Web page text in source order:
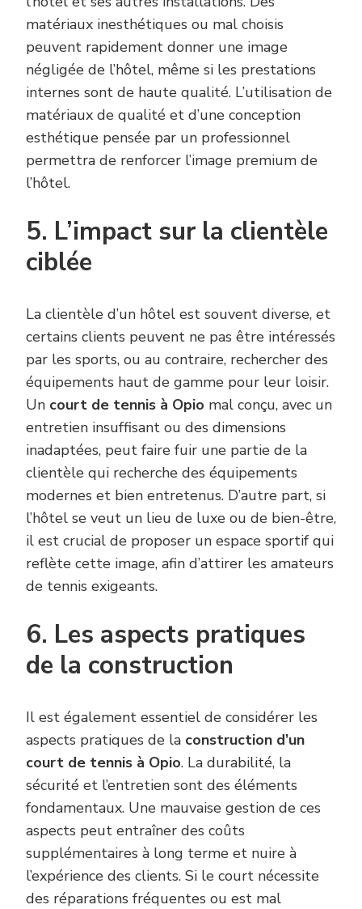
matériaux inesthétiques ou mal choisis
peuvent rapidement donner une image
négligée de l’hôtel, même si les prestations
internes sont de haute qualité. L’utilisation de
matériaux de qualité et d’une conception
esthétique pensée par un professionnel
permettra de renforcer l’image premium de
l’hôtel.
5. L’impact sur la clientèle
ciblée
La clientèle d’un hôtel est souvent diverse, et
certains clients peuvent ne pas être intéressés
par les sports, ou au contraire, rechercher des
équipements haut de gamme pour leur loisir.
Un court de tennis à Opio mal conçu, avec un
entretien insuffisant ou des dimensions
inadaptées, peut faire fuir une partie de la
clientèle qui recherche des équipements
modernes et bien entretenus. D’autre part, si
l’hôtel se veut un lieu de luxe ou de bien-être,
il est crucial de proposer un espace sportif qui
reflète cette image, afin d’attirer les amateurs
de tennis exigeants.
6. Les aspects pratiques
de la construction
Il est également essentiel de considérer les
aspects pratiques de la construction d’un
court de tennis à Opio. La durabilité, la
sécurité et l’entretien sont des éléments
fondamentaux. Une mauvaise gestion de ces
aspects peut entraîner des coûts
supplémentaires à long terme et nuire à
l’expérience des clients. Si le court nécessite
des réparations fréquentes ou est mal